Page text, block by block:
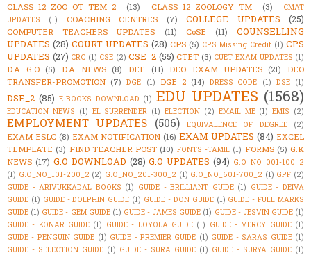
CLASS_12_ZOO_OT_TEM_2
(13) CLASS_12_ZOOLOGY_TM (3)
CMAT
UPDATES
(1) COACHING CENTRES (7) COLLEGE UPDATES (25)
COMPUTER TEACHERS UPDATES (11) CoSE (11)
COUNSELLING
UPDATES (28) COURT UPDATES (28) CPS (5) CPS Missing Credit (1) CPS
UPDATES (27) CRC (1) CSE (2) CSE_2 (55) CTET (3) CUET EXAM UPDATES (1)
D.A G.O (5) D.A NEWS (8) DEE (11) DEO EXAM UPDATES (21)
DEO
TRANSFER-PROMOTION (7) DGE (1) DGE_2 (14) DRESS_CODE (1) DSE (1)
DSE_2 (85) E-BOOKS DOWNLOAD (1) EDU UPDATES (1568)
EDUCATION NEWS (1) EL SURRENDER (1) ELECTION (2) EMAIL ME (1) EMIS (2)
EMPLOYMENT UPDATES (506) EQUIVALENCE OF DEGREE (2)
EXAM ESLC (8) EXAM NOTIFICATION (16) EXAM UPDATES (84) EXCEL
TEMPLATE (3) FIND TEACHER POST (10) FONTS -TAMIL (1) FORMS (5) G.K
NEWS (17) G.O DOWNLOAD (28) G.O UPDATES (94) G.O_NO_001-100_2
(1) G.O_NO_101-200_2 (2) G.O_NO_201-300_2 (1) G.O_NO_601-700_2 (1) GPF (2)
GUIDE - ARIVUKKADAL BOOKS (1) GUIDE - BRILLIANT GUIDE (1) GUIDE - DEIVA
GUIDE (1) GUIDE - DOLPHIN GUIDE (1) GUIDE - DON GUIDE (1) GUIDE - FULL MARKS
GUIDE (1) GUIDE - GEM GUIDE (1) GUIDE - JAMES GUIDE (1) GUIDE - JESVIN GUIDE (1)
GUIDE - KONAR GUIDE (1) GUIDE - LOYOLA GUIDE (1) GUIDE - MERCY GUIDE (1)
GUIDE - PENGUIN GUIDE (1) GUIDE - PREMIER GUIDE (1) GUIDE - SARAS GUIDE (1)
GUIDE - SELECTION GUIDE (1) GUIDE - SURA GUIDE (1) GUIDE - SURYA GUIDE (1)